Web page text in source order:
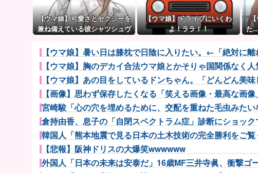
【ウマ娘】可愛さとセクシーを
兼ね備えている彼シャツシュヴ
【ウマ娘】ドライブにいくわ
よ！ララ！！
【
た
【ウマ娘】暑い日は膝枕で日陰に入りたい。←「絶対に離
【ウマ娘】胸のデカイ合法ウマ娘とかそりゃ国関係なく
【ウマ娘】あの目をしているドンちゃん。「どんどん美
【画像】思わず保存したくなる「笑える画像・最高な画
宮崎駿「心の穴を埋めるために、交配を重ねた毛虫みたい
倉持由香、息子の「自閉スペクトラム症」診断にショッ
韓国人「熊本地震で見る日本の土木技術の完全勝利をご覧
【悲報】阪神ドリスの大爆笑wwwwww
外国人「日本の未来は安泰だ」16歳MF三井寺眞、衝撃ゴ